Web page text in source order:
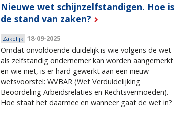
Nieuwe wet schijnzelfstandigen. Hoe is
de stand van zaken?
Zakelijk 18-09-2025
Omdat onvoldoende duidelijk is wie volgens de wet
als zelfstandig ondernemer kan worden aangemerkt
en wie niet, is er hard gewerkt aan een nieuw
wetsvoorstel: WVBAR (Wet Verduidelijking
Beoordeling Arbeidsrelaties en Rechtsvermoeden).
Hoe staat het daarmee en wanneer gaat de wet in?